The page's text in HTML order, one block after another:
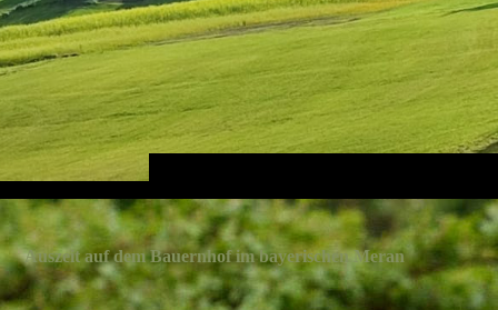
Auszeit auf dem Bauernhof im bayerischen Meran